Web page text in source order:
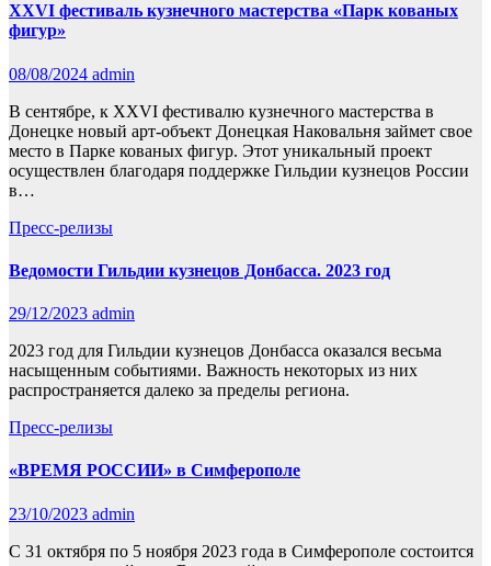
XXVI фестиваль кузнечного мастерства «Парк кованых
фигур»
08/08/2024 admin
В сентябре, к XXVI фестивалю кузнечного мастерства в
Донецке новый арт-объект Донецкая Наковальня займет свое
место в Парке кованых фигур. Этот уникальный проект
осуществлен благодаря поддержке Гильдии кузнецов России
в…
Пресс-релизы
Ведомости Гильдии кузнецов Донбасса. 2023 год
29/12/2023 admin
2023 год для Гильдии кузнецов Донбасса оказался весьма
насыщенным событиями. Важность некоторых из них
распространяется далеко за пределы региона.
Пресс-релизы
«ВРЕМЯ РОССИИ» в Симферополе
23/10/2023 admin
С 31 октября по 5 ноября 2023 года в Симферополе состоится